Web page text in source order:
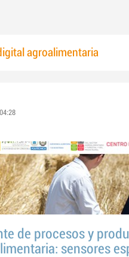
agroalimentaria
de procesos y
sensores